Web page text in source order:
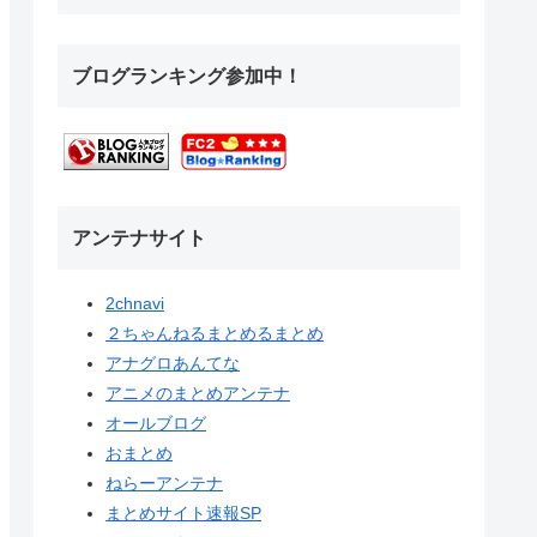
ブログランキング参加中！
アンテナサイト
2chnavi
２ちゃんねるまとめるまとめ
アナグロあんてな
アニメのまとめアンテナ
オールブログ
おまとめ
ねらーアンテナ
まとめサイト速報SP